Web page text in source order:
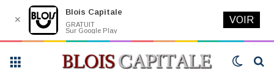
Switch
✕
Blois Capitale
GRATUIT
Sur Google Play
VOIR